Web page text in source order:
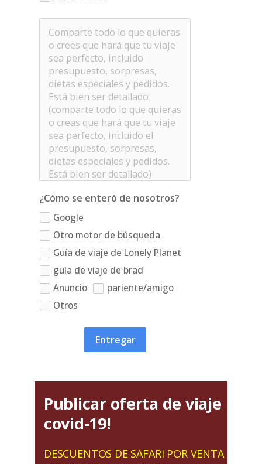
¿Cómo se enteró de nosotros?
Google
Otro motor de búsqueda
Guía de viaje de Lonely Planet
guía de viaje de brad
Anuncio
pariente/amigo
Otros
Entregar
Publicar oferta de viaje
covid-19!
DESCUENTOS DE SAFARI POR VENTA